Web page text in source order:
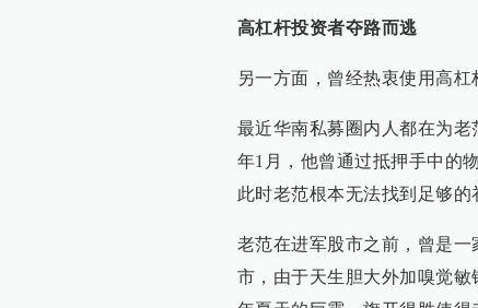
高杠杆投资者夺路而逃
另一方面，曾经热衷使用高杠
最近华南私募圈内人都在为
年1月，他曾通过抵押手中的
此时老范根本无法找到足够的
老范在进军股市之前，曾是
市，由于天生胆大外加嗅觉